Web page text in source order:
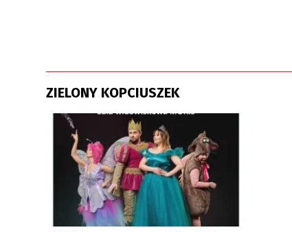
ZIELONY KOPCIUSZEK